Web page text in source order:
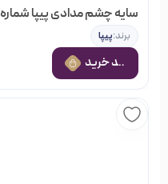
سایه چشم مدادی پیپا شماره 307
برند:پیپا